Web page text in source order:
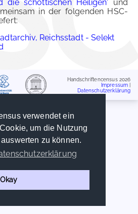
verwendet ein
um die Nutzung
zu können.
Okay
die schottischen Heiligen' und
in der folgenden HSC-
Reichsstadt - Selekt
Handschriftencensus 2026
Impressum
Datenschutzerklärung